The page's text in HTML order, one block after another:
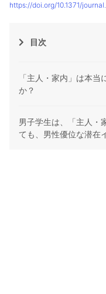
https://doi.org/10.1371/
目次
「主人・家内」は本
か？
男子学生は、「主人・
ても、男性優位な潜在